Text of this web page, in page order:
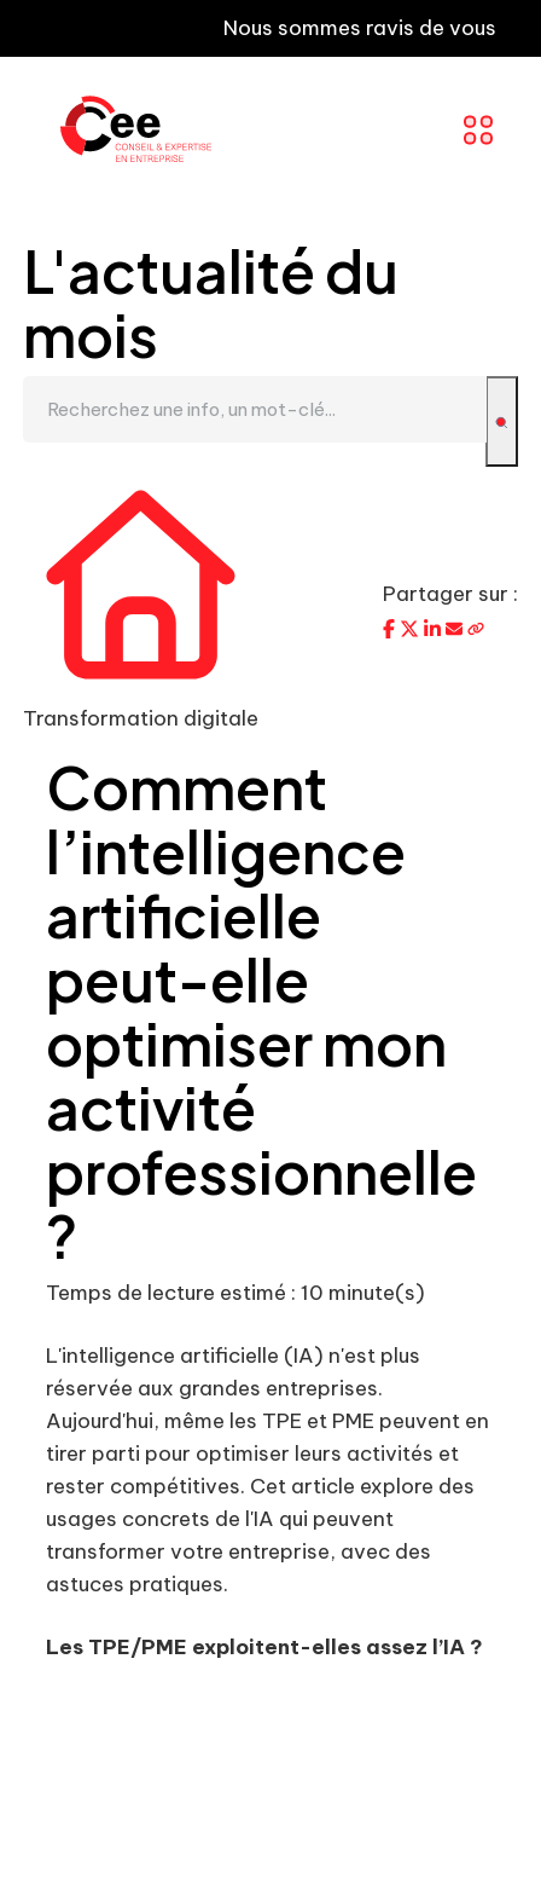
Nous sommes ravis de vous
L'actualité du
mois
Transformation digitale
Partager sur :
Comment
l’intelligence
artificielle
peut-elle
optimiser mon
activité
professionnelle
?
Temps de lecture estimé : 10 minute(s)
L'intelligence artificielle (IA) n'est plus
réservée aux grandes entreprises.
Aujourd'hui, même les TPE et PME peuvent en
tirer parti pour optimiser leurs activités et
rester compétitives. Cet article explore des
usages concrets de l'IA qui peuvent
transformer votre entreprise, avec des
astuces pratiques.
Les TPE/PME exploitent-elles assez l’IA ?